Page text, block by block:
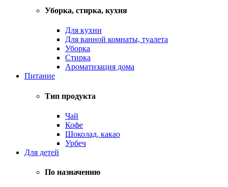
Уборка, стирка, кухня
Для кухни
Для ванной комнаты, туалета
Уборка
Стирка
Ароматизация дома
Питание
Тип продукта
Чай
Кофе
Шоколад, какао
Урбеч
Для детей
По назначению